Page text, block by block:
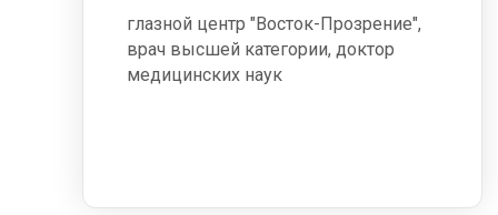
глазной центр "Восток-Прозрение",
врач высшей категории, доктор
медицинских наук